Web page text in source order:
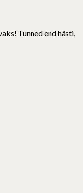
Tunned end hästi,